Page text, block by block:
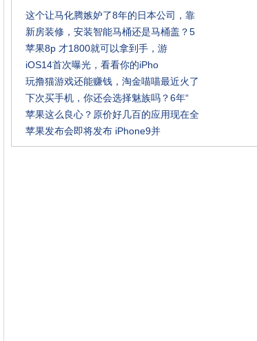
这个让马化腾嫉妒了8年的日本公司，靠
新房装修，安装智能马桶还是马桶盖？5
苹果8p 才1800就可以拿到手，游
iOS14首次曝光，看看你的iPho
玩撸猫游戏还能赚钱，淘金喵喵最近火了
下次买手机，你还会选择魅族吗？6年“
苹果这么良心？原价好几百的应用现在全
苹果发布会即将发布 iPhone9并